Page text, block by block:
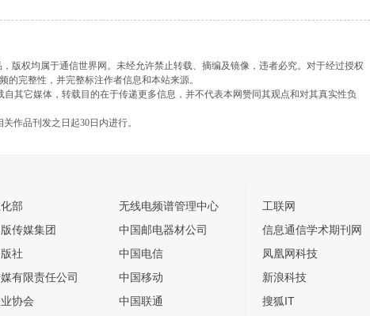
版权均属于通信世界网。未经允许禁止转载、摘编及镜像，违者必究。对于经过授权
完整性，并完整标注作者信息和本站来源。
其它媒体，转载目的在于传递更多信息，并不代表本网赞同其观点和对其真实性负
作品刊发之日起30日内进行。
部
传媒集团
社
有限责任公司
协会
无线电频谱管理中心
中国邮电器材公司
中国电信
中国移动
中国联通
工联网
信息通信学术期刊网
凤凰网科技
新浪科技
搜狐IT